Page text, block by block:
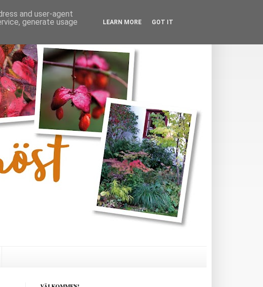
and user-agent
generate usage
LEARN MORE GOT IT